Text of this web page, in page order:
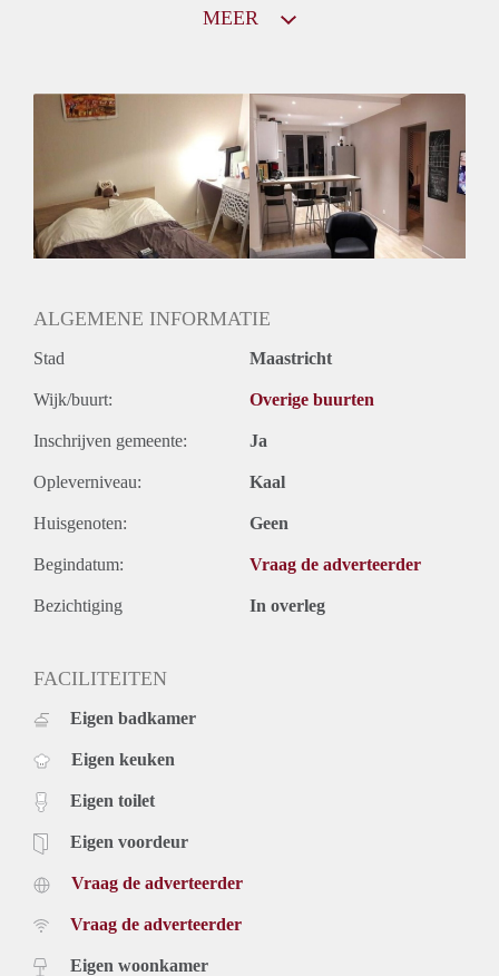
Huurtoeslag
Inkomen eis
Huurtermijn
Onbepaalde termijn
Oplevering
MEER
ALGEMENE INFORMATIE
Stad Maastricht
Wijk/buurt: Overige buurten
Inschrijven gemeente: Ja
Opleverniveau: Kaal
Huisgenoten: Geen
Begindatum: Vraag de adverteerder
Bezichtiging In overleg
FACILITEITEN
Eigen badkamer
Eigen keuken
Eigen toilet
Eigen voordeur
Vraag de adverteerder
Vraag de adverteerder
Eigen woonkamer